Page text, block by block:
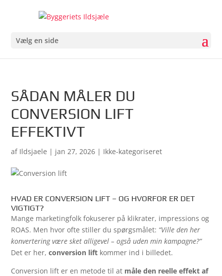
Vælg en side
SÅDAN MÅLER DU
CONVERSION LIFT
EFFEKTIVT
af Ildsjaele | jan 27, 2026 | Ikke-kategoriseret
HVAD ER CONVERSION LIFT – OG HVORFOR ER DET
VIGTIGT?
Mange marketingfolk fokuserer på klikrater, impressions og
ROAS. Men hvor ofte stiller du spørgsmålet: “Ville den her
konvertering være sket alligevel – også uden min kampagne?”
Det er her,conversion lift kommer ind i billedet.
Conversion lift er en metode til at måle den reelle effekt af